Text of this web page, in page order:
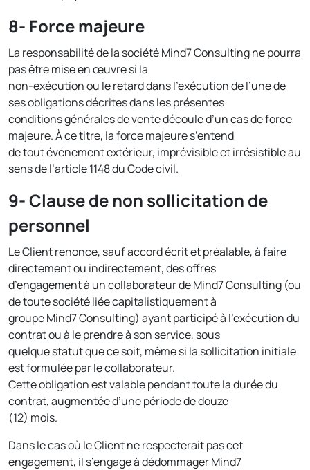
8- Force majeure
La responsabilité de la société Mind7 Consulting ne pourra
pas être mise en œuvre si la
non-exécution ou le retard dans l’exécution de l’une de
ses obligations décrites dans les présentes
conditions générales de vente découle d’un cas de force
majeure. À ce titre, la force majeure s’entend
de tout événement extérieur, imprévisible et irrésistible au
sens de l’article 1148 du Code civil.
9- Clause de non sollicitation de
personnel
Le Client renonce, sauf accord écrit et préalable, à faire
directement ou indirectement, des offres
d’engagement à un collaborateur de Mind7 Consulting (ou
de toute société liée capitalistiquement à
groupe Mind7 Consulting) ayant participé à l’exécution du
contrat ou à le prendre à son service, sous
quelque statut que ce soit, même si la sollicitation initiale
est formulée par le collaborateur.
Cette obligation est valable pendant toute la durée du
contrat, augmentée d’une période de douze
(12) mois.
Dans le cas où le Client ne respecterait pas cet
engagement, il s’engage à dédommager Mind7